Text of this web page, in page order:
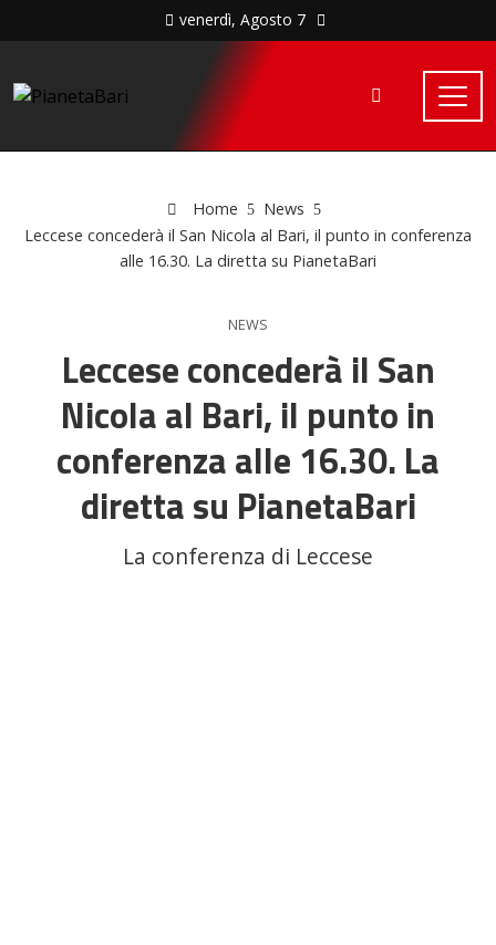
venerdì, Agosto 7
Home
News
Leccese concederà il San Nicola al Bari, il punto in conferenza
alle 16.30. La diretta su PianetaBari
NEWS
Leccese concederà il San
Nicola al Bari, il punto in
conferenza alle 16.30. La
diretta su PianetaBari
La conferenza di Leccese